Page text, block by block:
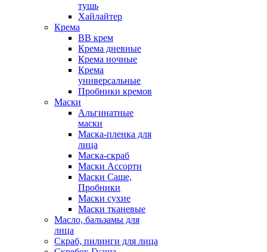
тушь
Хайлайтер
Крема
ВВ крем
Крема дневные
Крема ночные
Крема
универсальные
Пробники кремов
Маски
Альгинатные
маски
Маска-пленка для
лица
Маска-скраб
Маски Ассорти
Маски Саше,
Пробники
Маски сухие
Маски тканевые
Масло, бальзамы для
лица
Скраб, пилинги для лица